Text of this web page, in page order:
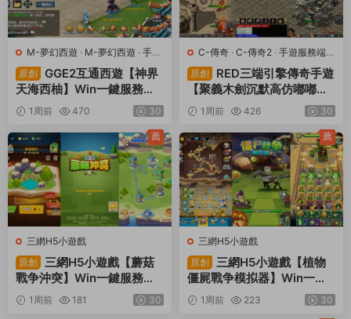
M-夢幻西遊 · M-夢幻西遊 · 手遊
服務端 · 端遊服務端
原創
GGE2互通西遊【神界
天海西柚】Win一鍵服務端
+安卓蘋果PC三端+内置GM
工具+全套源碼+視頻架設教
程
1周前 470 30
C-傳奇 · C-傳奇2 · 手遊服務端·
端遊服務端
原創
RED三端引擎傳奇手遊
【聚義木劍沉默高仿嘟嘟沉
默】Win一鍵服務端+安卓蘋
果PC三端+視頻架設教程
1周前 426 30
三網H5小遊戲
原創
三網H5小遊戲【蘑菇
戰争沖突】Win一鍵服務端+
Linux手工服務端+視頻架設
教程
1周前 181 30
薦
三網H5小遊戲
原創
三網H5小遊戲【植物
僵屍戰争模拟器】Win一鍵
服務端+Linux手工服務端
+視頻架設教程
1周前 223 30
薦